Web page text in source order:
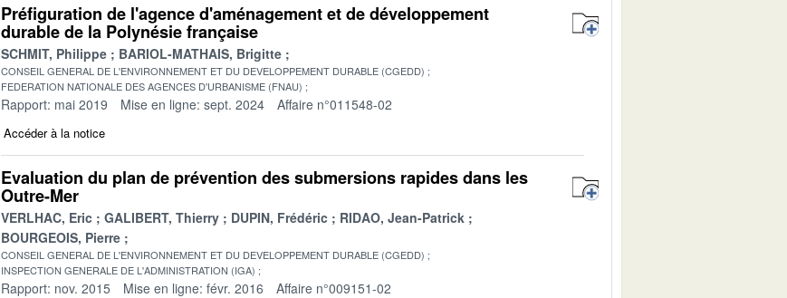
Préfiguration de l'agence d'aménagement et de développement
durable de la Polynésie française
SCHMIT, Philippe BARIOL-MATHAIS, Brigitte
CONSEIL GENERAL DE L'ENVIRONNEMENT ET DU DEVELOPPEMENT DURABLE (CGEDD)
FEDERATION NATIONALE DES AGENCES D'URBANISME (FNAU)
Rapport: mai 2019 Mise en ligne: sept. 2024 Affaire n°011548-02
Accéder à la notice
Evaluation du plan de prévention des submersions rapides dans les
Outre-Mer
VERLHAC, Eric GALIBERT, Thierry DUPIN, Frédéric
RIDAO, Jean-Patrick
BOURGEOIS, Pierre
CONSEIL GENERAL DE L'ENVIRONNEMENT ET DU DEVELOPPEMENT DURABLE (CGEDD)
INSPECTION GENERALE DE L'ADMINISTRATION (IGA)
Rapport: nov. 2015 Mise en ligne: févr. 2016 Affaire n°009151-02